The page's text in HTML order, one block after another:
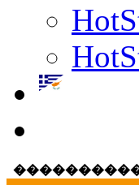
����������-